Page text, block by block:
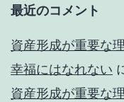
最近のコメント
資産形成が重要な
幸福にはなれない
資産形成が重要な